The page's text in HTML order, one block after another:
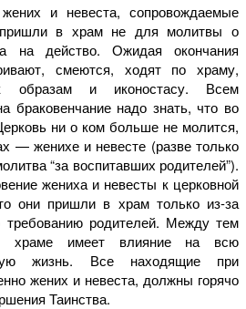
и невеста, сопровождаемые
в храм не для молитвы о
на действо. Ожидая окончания
смеются, ходят по храму,
образам и иконостасу. Всем
браковенчание надо знать, что во
ни о ком больше не молится,
— женихе и невесте (разве только
“за воспитавших родителей”).
жениха и невесты к церковной
они пришли в храм только из-за
родителей. Между тем
храме имеет влияние на всю
жизнь. Все находящие при
жених и невеста, должны горячо
Таинства.